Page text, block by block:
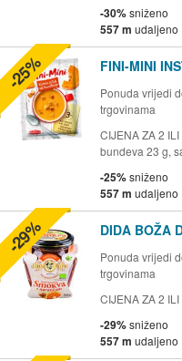
-30%sniženo
557 m udaljeno
FINI-MINI
Ponuda vrijedi
trgovinama
CIJENA ZA 2
bundeva 23 g,
-25%sniženo
557 m udaljeno
-25%
DIDA BOŽA
Ponuda vrijedi
trgovinama
CIJENA ZA 2 ILI
-29%sniženo
557 m udaljeno
-29%